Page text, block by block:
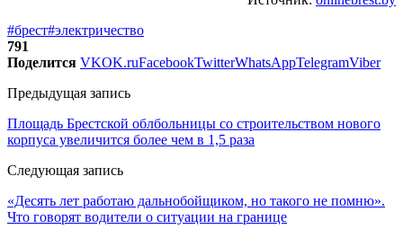
#брест#электричество
791
Поделится VKOK.ruFacebookTwitterWhatsAppTelegramViber
Предыдущая запись
Площадь Брестской облбольницы со строительством нового
корпуса увеличится более чем в 1,5 раза
Следующая запись
«Десять лет работаю дальнобойщиком, но такого не помню».
Что говорят водители о ситуации на границе